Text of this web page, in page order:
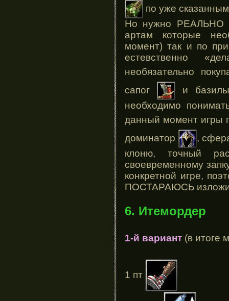
по уже
Но нужно РЕАЛЬНО
артам которые
момент) так и по
естевственно
необязательно
сапог
и
необходимо
данный момент игры
доминатор
,
клоню, точный
своевременному
конкретной игре,
ПОСТАРАЮСЬ
6. Итемордер
1-й вариант (в итоге
1 пт